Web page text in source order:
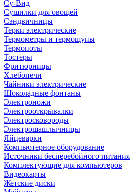
Су-Вид
Сушилки для овощей
Сэндвичницы
Терки электрические
Термометры и термощупы
Термопоты
Тостеры
Фритюрницы
Хлебопечи
Чайники электрические
Шоколадные фонтаны
Электроножи
Электрооткрывалки
Электросковороды
Электрошашлычницы
Яйцеварки
Компьютерное оборудование
Источники бесперебойного питания
Комплектующие для компьютеров
Видеокарты
Жетские диски